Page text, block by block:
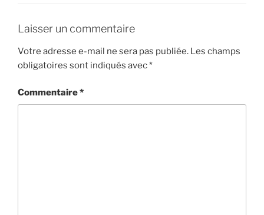
Laisser un commentaire
Votre adresse e-mail ne sera pas publiée. Les champs
obligatoires sont indiqués avec*
Commentaire*